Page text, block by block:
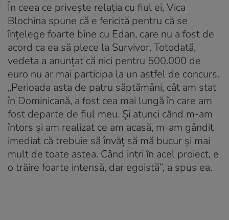
În ceea ce privește relația cu fiul ei, Vica
Blochina spune că e fericită pentru că se
înțelege foarte bine cu Edan, care nu a fost de
acord ca ea să plece la Survivor. Totodată,
vedeta a anunțat că nici pentru 500.000 de
euro nu ar mai participa la un astfel de concurs.
„Perioada asta de patru săptămâni, cât am stat
în Dominicană, a fost cea mai lungă în care am
fost departe de fiul meu. Și atunci când m-am
întors și am realizat ce am acasă, m-am gândit
imediat că trebuie să învăț să mă bucur și mai
mult de toate astea. Când intri în acel proiect, e
o trăire foarte intensă, dar egoistă”, a spus ea.